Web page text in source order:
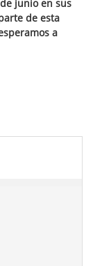
junio en sus
de esta
a